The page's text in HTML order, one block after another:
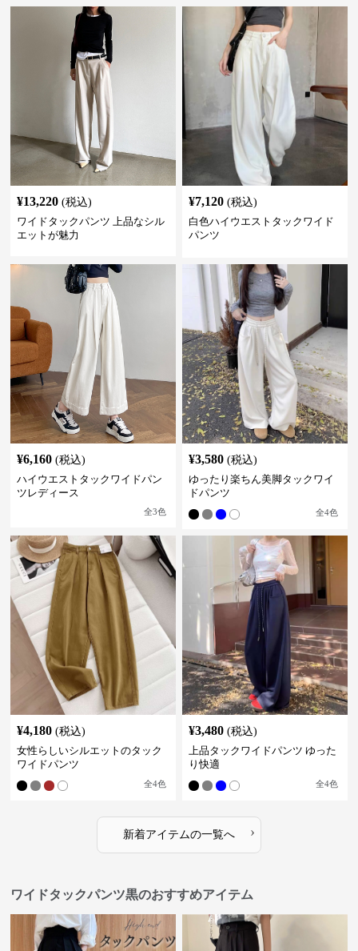
¥13,220 (税込)
ワイドタックパンツ 上品なシル
エットが魅力
¥7,120 (税込)
白色ハイウエストタックワイド
パンツ
¥6,160 (税込)
ハイウエストタックワイドパン
ツレディース
全3色
¥3,580 (税込)
ゆったり楽ちん美脚タックワイ
ドパンツ
全4色
¥4,180 (税込)
女性らしいシルエットのタック
ワイドパンツ
全4色
¥3,480 (税込)
上品タックワイドパンツ ゆった
り快適
全4色
新着アイテムの一覧へ ›
ワイドタックパンツ黒のおすすめアイテム